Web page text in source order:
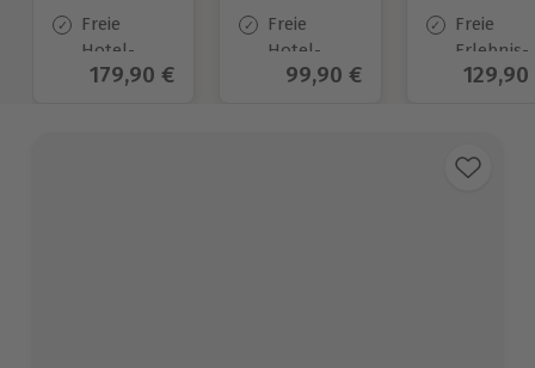
Freie
Hotel-
Auswahl
Aktueller Preis
179,90 €
Freie
Hotel-
Auswahl
Aktueller Preis
99,90 €
Freie
Erlebnis-
Auswahl
129,90